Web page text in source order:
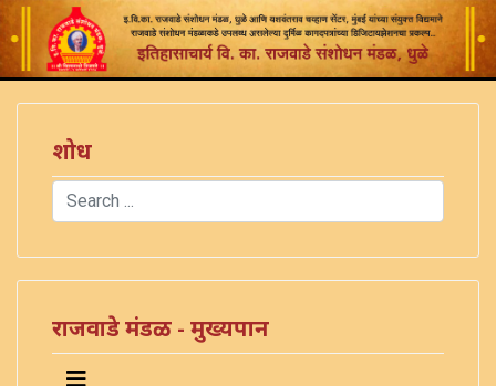
शोध
Search
राजवाडे मंडळ - मुख्यपान